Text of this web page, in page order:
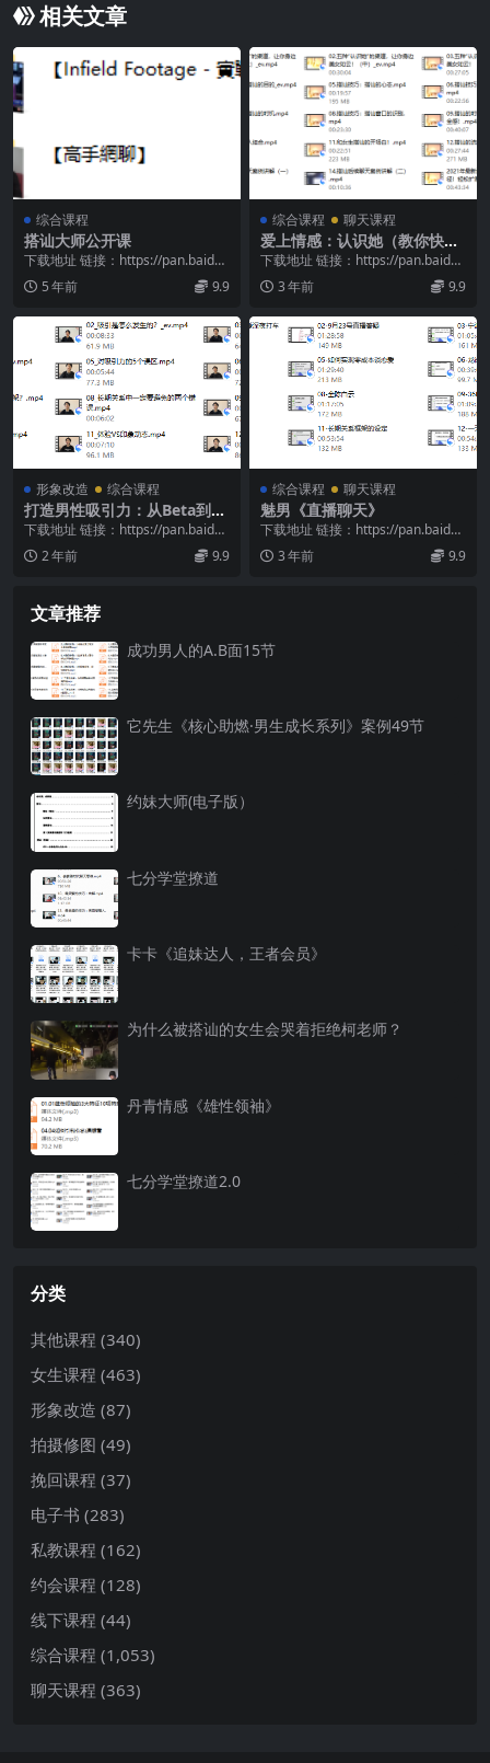
相关文章
综合课程
搭讪大师公开课
下载地址 链接：https://pan.baidu.
com/s/1Uq4b5Z0...
5 年前 9.9
综合课程 聊天课程
爱上情感：认识她（教你快速
认识你喜欢的女孩）
下载地址 链接：https://pan.baidu.
com/s/1gEOVZU-...
3 年前 9.9
形象改造 综合课程
打造男性吸引力：从Beta到Al
pha
下载地址 链接：https://pan.baidu.
com/s/1mqk4gk1...
2 年前 9.9
综合课程 聊天课程
魅男《直播聊天》
下载地址 链接：https://pan.baidu.
com/s/1TC3MmCv...
3 年前 9.9
文章推荐
成功男人的A.B面15节
它先生《核心助燃·男生成长系列》案例49节
约妹大师(电子版）
七分学堂撩道
卡卡《追妹达人，王者会员》
为什么被搭讪的女生会哭着拒绝柯老师？
丹青情感《雄性领袖》
七分学堂撩道2.0
分类
其他课程 (340)
女生课程 (463)
形象改造 (87)
拍摄修图 (49)
挽回课程 (37)
电子书 (283)
私教课程 (162)
约会课程 (128)
线下课程 (44)
综合课程 (1,053)
聊天课程 (363)